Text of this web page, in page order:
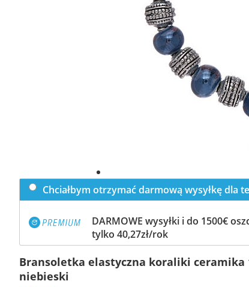
Chciałbym otrzymać darmową wysyłkę dla
DARMOWE wysyłki i do 1500€
tylko 40,27zł/rok
Bransoletka elastyczna koraliki ceramika
niebieski